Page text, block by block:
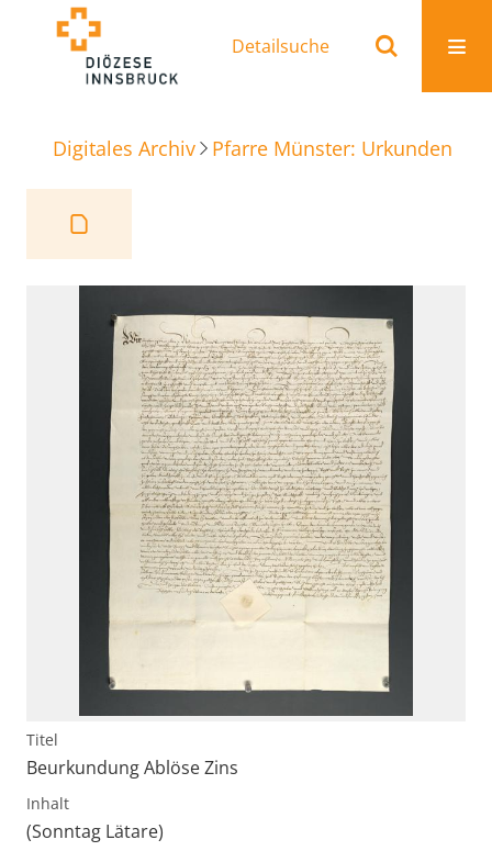
Detailsuche
Digitales Archiv Pfarre Münster: Urkunden
Titel
Beurkundung Ablöse Zins
Inhalt
(Sonntag Lätare)